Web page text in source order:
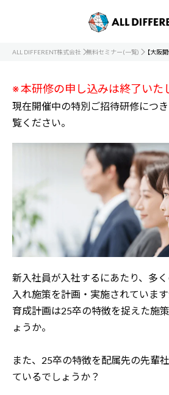
ALL DIFFERENT株式会社 無料セミナー(一覧) 【大阪
※ 本研修の申し込みは終了いた
現在開催中の特別ご招待研修につ
覧ください。
新入社員が入社するにあたり、多
入れ施策を計画・実施されています
育成計画は25卒の特徴を捉えた施
ょうか。
また、25卒の特徴を配属先の先輩
ているでしょうか？